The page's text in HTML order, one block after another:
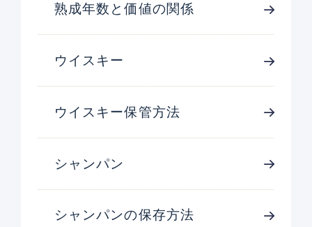
熟成年数と価値の関係
ウイスキー
ウイスキー保管方法
シャンパン
シャンパンの保存方法